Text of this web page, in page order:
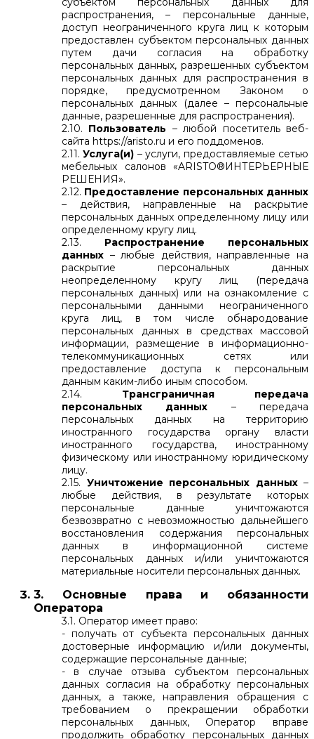
распространения, – персональные данные,
доступ неограниченного круга лиц к которым
предоставлен субъектом персональных данных
путем дачи согласия на обработку
персональных данных, разрешенных субъектом
персональных данных для распространения в
порядке, предусмотренном Законом о
персональных данных (далее – персональные
данные, разрешенные для распространения).
2.10. Пользователь – любой посетитель веб-
сайта https://aristo.ru и его поддоменов.
2.11.Услуга(и) – услуги, предоставляемые сетью
мебельных салонов «ARISTO®ИНТЕРЬЕРНЫЕ
РЕШЕНИЯ».
2.12. Предоставление персональных данных
– действия, направленные на раскрытие
персональных данных определенному лицу или
определенному кругу лиц.
2.13. Распространение персональных
данных – любые действия, направленные на
раскрытие персональных данных
неопределенному кругу лиц (передача
персональных данных) или на ознакомление с
персональными данными неограниченного
круга лиц, в том числе обнародование
персональных данных в средствах массовой
информации, размещение в информационно-
телекоммуникационных сетях или
предоставление доступа к персональным
данным каким-либо иным способом.
2.14. Трансграничная передача
персональных данных – передача
персональных данных на территорию
иностранного государства органу власти
иностранного государства, иностранному
физическому или иностранному юридическому
лицу.
2.15. Уничтожение персональных данных–
любые действия, в результате которых
персональные данные уничтожаются
безвозвратно с невозможностью дальнейшего
восстановления содержания персональных
данных в информационной системе
персональных данных и/или уничтожаются
материальные носители персональных данных.
3. Основные права и обязанности
Оператора
3.1. Оператор имеет право:
- получать от субъекта персональных данных
достоверные информацию и/или документы,
содержащие персональные данные;
- в случае отзыва субъектом персональных
данных согласия на обработку персональных
данных, а также, направления обращения с
требованием о прекращении обработки
персональных данных, Оператор вправе
продолжить обработку персональных данных